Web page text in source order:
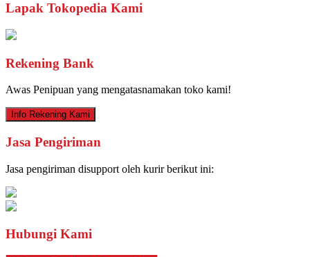
Lapak Tokopedia Kami
Rekening Bank
Awas Penipuan yang mengatasnamakan toko kami!
Info Rekening Kami
Jasa Pengiriman
Jasa pengiriman disupport oleh kurir berikut ini:
Hubungi Kami